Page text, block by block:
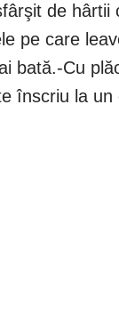
de hârtii
pe care
bată.-Cu
înscriu la